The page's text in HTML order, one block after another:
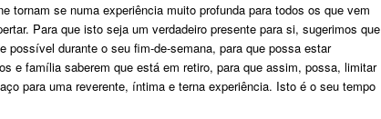
tornam se numa experiência muito profunda para todos os que vem
Para que isto seja um verdadeiro presente para si, sugerimos que
possível durante o seu fim-de-semana, para que possa estar
e família saberem que está em retiro, para que assim, possa, limitar
para uma reverente, íntima e terna experiência. Isto é o seu tempo